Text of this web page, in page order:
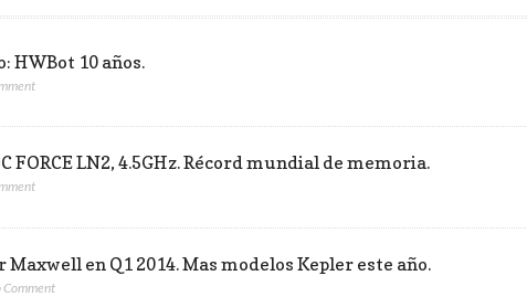
HWBot 10 años.
FORCE LN2, 4.5GHz. Récord mundial de memoria.
en Q1 2014. Mas modelos Kepler este año.
Comment